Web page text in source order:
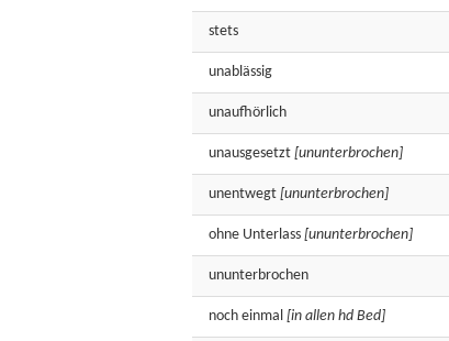
stets
unablässig
unaufhörlich
unausgesetzt [ununterbrochen]
unentwegt [ununterbrochen]
ohne Unterlass [ununterbrochen]
ununterbrochen
noch einmal [in allen hd Bed]